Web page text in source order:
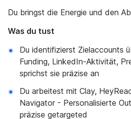
Du bringst die Energie und den
Was du tust
Du identifizierst Zielaccounts
Funding, LinkedIn-Aktivität,
sprichst sie präzise an
Du arbeitest mit Clay,
Navigator - Personalisierte
präzise getargeted